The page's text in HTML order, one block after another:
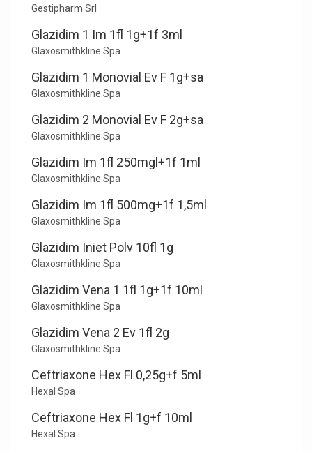
Gestipharm Srl
Glazidim 1 Im 1fl 1g+1f 3ml
Glaxosmithkline Spa
Glazidim 1 Monovial Ev F 1g+sa
Glaxosmithkline Spa
Glazidim 2 Monovial Ev F 2g+sa
Glaxosmithkline Spa
Glazidim Im 1fl 250mgl+1f 1ml
Glaxosmithkline Spa
Glazidim Im 1fl 500mg+1f 1,5ml
Glaxosmithkline Spa
Glazidim Iniet Polv 10fl 1g
Glaxosmithkline Spa
Glazidim Vena 1 1fl 1g+1f 10ml
Glaxosmithkline Spa
Glazidim Vena 2 Ev 1fl 2g
Glaxosmithkline Spa
Ceftriaxone Hex Fl 0,25g+f 5ml
Hexal Spa
Ceftriaxone Hex Fl 1g+f 10ml
Hexal Spa